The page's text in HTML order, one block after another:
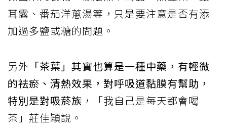
耳露、番茄洋蔥湯等，只是要注意是否有添
加過多鹽或糖的問題。
另外 「茶葉」其實也算是一種中藥，有輕微
的祛瘀、清熱效果，對呼吸道黏膜有幫助，
特別是對吸菸族 ，「我自己是每天都會喝
茶」莊佳穎說。